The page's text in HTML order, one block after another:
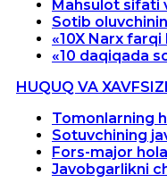
Mahsulot sifati
Sotib
«10X Narx
«10 daqiqada
HUQUQ VA
Tomonlarning
Sotuvchining
Fors-major
Javobgarlikni